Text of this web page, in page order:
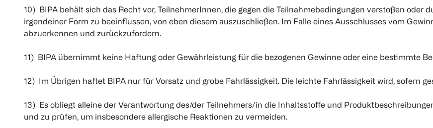
10) BIPA behält sich das Recht vor, TeilnehmerInnen, die gegen die Teilnahmebedingungen verstoßen
irgendeiner Form zu beeinflussen, von eben diesem auszuschließen. Im Falle eines Ausschlusses vom
abzuerkennen und zurückzufordern.
11) BIPA übernimmt keine Haftung oder Gewährleistung für die bezogenen Gewinne oder eine bestimmte
12) Im Übrigen haftet BIPA nur für Vorsatz und grobe Fahrlässigkeit. Die leichte Fahrlässigkeit wird, sofern
13) Es obliegt alleine der Verantwortung des/der Teilnehmers/in die Inhaltsstoffe und
und zu prüfen, um insbesondere allergische Reaktionen zu vermeiden.